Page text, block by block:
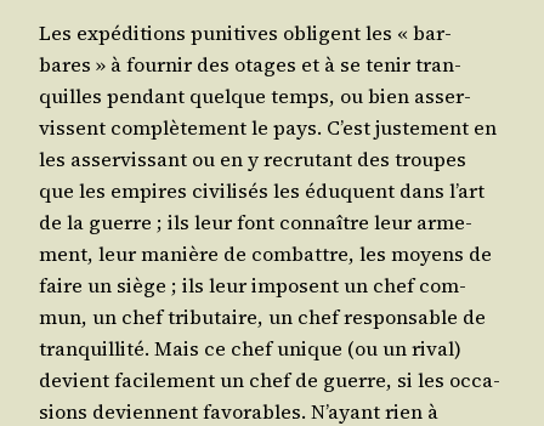
Les expé­di­tions puni­tives obligent les « bar­
bares » à four­nir des otages et à se tenir tran­
quilles pen­dant quelque temps, ou bien asser­
vissent com­plè­te­ment le pays. C’est jus­te­ment en
les asser­vis­sant ou en y recru­tant des troupes
que les empires civi­li­sés les éduquent dans l’art
de la guerre ; ils leur font connaître leur arme­
ment, leur manière de com­battre, les moyens de
faire un siège ; ils leur imposent un chef com­
mun, un chef tri­bu­taire, un chef res­pon­sable de
tran­quilli­té. Mais ce chef unique (ou un rival)
devient faci­le­ment un chef de guerre, si les occa­
sions deviennent favo­rables. N’ayant rien à